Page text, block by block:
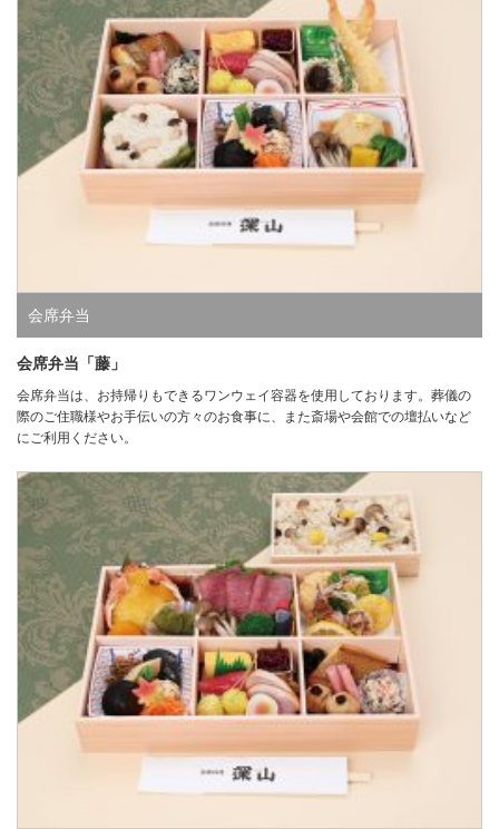
会席弁当
会席弁当「藤」
会席弁当は、お持帰りもできるワンウェイ容器を使用しております。葬儀の
際のご住職様やお手伝いの方々のお食事に、また斎場や会館での壇払いなど
にご利用ください。